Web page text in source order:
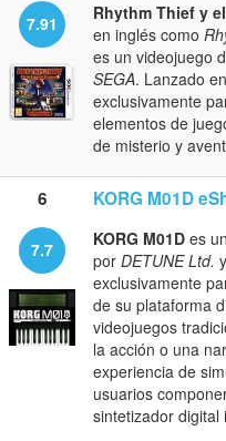
7.91 Rhythm Thief y
en inglés como
es un videojuego
SEGA. Lanzado
exclusivamente
elementos de
de misterio y
6 KORG M01D
7.7 KORG M01D es
por DETUNE Ltd.
exclusivamente
de su plataforma
videojuegos
la acción o una
experiencia de
usuarios
sintetizador digital